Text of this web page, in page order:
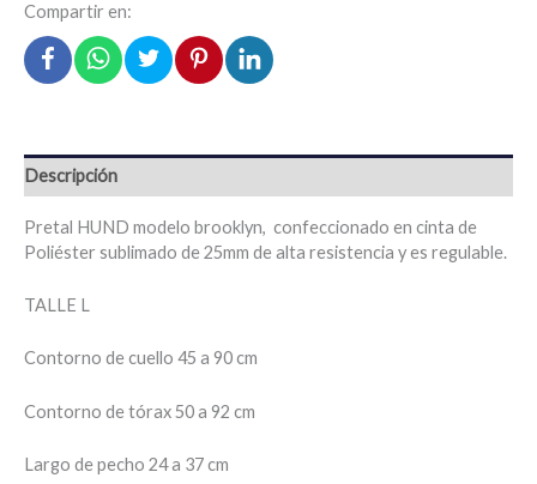
Compartir en:
Descripción
Pretal HUND modelo brooklyn, confeccionado en cinta de
Poliéster sublimado de 25mm de alta resistencia y es regulable.
TALLE L
Contorno de cuello 45 a 90 cm
Contorno de tórax 50 a 92 cm
Largo de pecho 24 a 37 cm